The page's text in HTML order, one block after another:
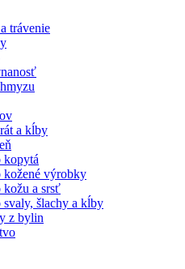
trávenie
a kĺby
kopytá
kožené výrobky
kožu a srsť
šlachy a kĺby
z bylin